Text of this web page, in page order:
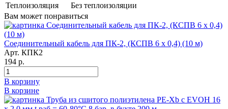
Теплоизоляция
Без теплоизоляции
Вам может понравиться
Соединительный кабель для ПК-2, (КСПВ 6 х 0,4) (10 м)
Арт. КПК2
194 р.
В корзину
В корзине